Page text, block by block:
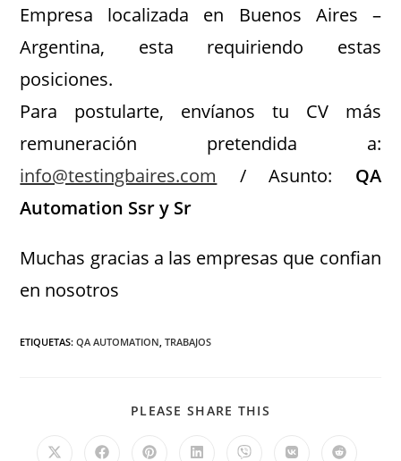
Empresa localizada en Buenos Aires –
Argentina, esta requiriendo estas
posiciones.
Para postularte, envíanos tu CV más
remuneración pretendida a:
info@testingbaires.com / Asunto: QA
Automation Ssr y Sr
Muchas gracias a las empresas que confian
en nosotros
ETIQUETAS:QA AUTOMATION, TRABAJOS
PLEASE SHARE THIS